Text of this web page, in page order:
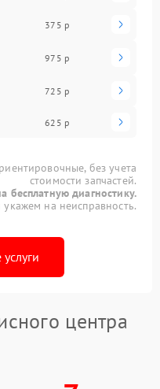
375 р
975 р
725 р
625 р
без учета
стоимости запчастей.
бесплатную диагностику.
на неисправность.
центра